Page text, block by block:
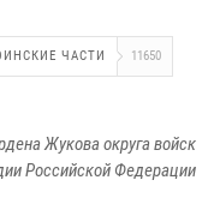
ЧАСТИ 11650
Жукова округа войск
Российской Федерации